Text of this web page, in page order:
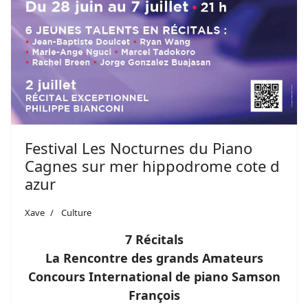
Festival Les Nocturnes du Piano
Cagnes sur mer hippodrome cote d
azur
Xave Culture
7 Récitals
La Rencontre des grands Amateurs
Concours International de piano Samson
François